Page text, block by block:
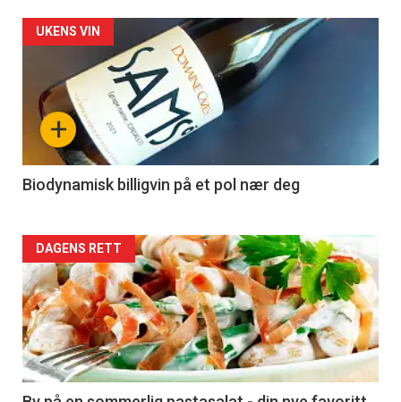
Forsiden
akkurat
nå
4
+
UKENS VIN
Biodynamisk billigvin på et pol nær deg
Forsiden
akkurat
nå
-
DAGENS RETT